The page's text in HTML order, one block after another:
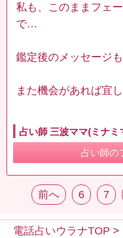
私も、このままフェ
で…
鑑定後のメッセージ
また機会があれば宜
占い師 三波ママ(ミナ
占い師の
前へ 6 7
電話占いウラナTOP >